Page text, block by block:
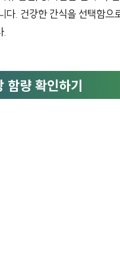
. 건강한 간식을 선택함으
.
함량 확인하기